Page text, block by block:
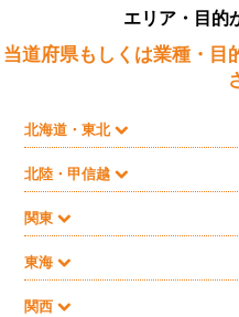
エリア・目的
当道府県もしくは業種・目
北海道・東北
北陸・甲信越
関東
東海
関西